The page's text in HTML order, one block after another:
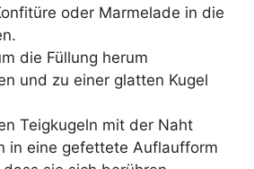
oder Marmelade in die
die Füllung herum
und zu einer glatten Kugel
Teigkugeln mit der Naht
in eine gefettete Auflaufform